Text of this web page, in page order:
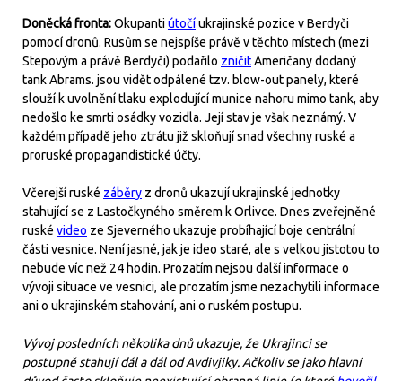
Doněcká fronta:Okupantiútočíukrajinské pozice v Berdyči
pomocí dronů. Rusům se nejspíše právě v těchto místech (mezi
Stepovým a právě Berdyči) podařilo zničitAmeričany dodaný
tank Abrams. jsou vidět odpálené tzv. blow-out panely, které
slouží k uvolnění tlaku explodující munice nahoru mimo tank, aby
nedošlo ke smrti osádky vozidla. Její stav je však neznámý. V
každém případě jeho ztrátu již skloňují snad všechny ruské a
proruské propagandistické účty.
Včerejší ruské záběry z dronů ukazují ukrajinské jednotky
stahující se z Lastočkyného směrem k Orlivce. Dnes zveřejněné
ruské video ze Sjeverného ukazuje probíhající boje centrální
části vesnice. Není jasné, jak je ideo staré, ale s velkou jistotou to
nebude víc než 24 hodin. Prozatím nejsou další informace o
vývoji situace ve vesnici, ale prozatím jsme nezachytili informace
ani o ukrajinském stahování, ani o ruském postupu.
Vývoj posledních několika dnů ukazuje, že Ukrajinci se
postupně stahují dál a dál od Avdivjiky. Ačkoliv se jako hlavní